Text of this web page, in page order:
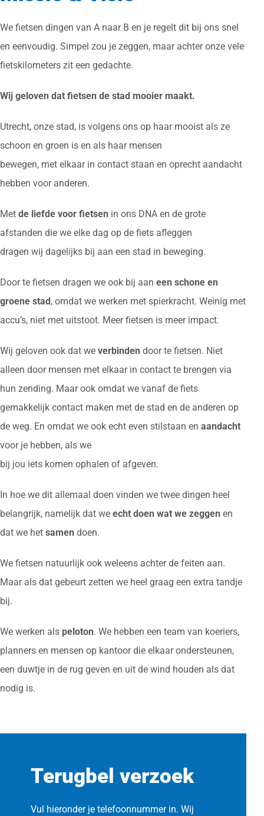
Logistiek advies
Werken bij
We fietsen dingen van A naar B en je regelt dit bij ons snel
en eenvoudig. Simpel zou je zeggen, maar achter onze vele
fietskilometers zit een gedachte.
Wij geloven dat fietsen de stad mooier maakt.
Utrecht, onze stad, is volgens ons op haar mooist als ze
schoon en groen is en als haar mensen
bewegen, met elkaar in contact staan en oprecht aandacht
hebben voor anderen.
Met de liefde voor fietsen in ons DNA en de grote
afstanden die we elke dag op de fiets afleggen
dragen wij dagelijks bij aan een stad in beweging.
Door te fietsen dragen we ook bij aan een schone en
groene stad, omdat we werken met spierkracht. Weinig met
accu’s, niet met uitstoot. Meer fietsen is meer impact.
Wij geloven ook dat we verbinden door te fietsen. Niet
alleen door mensen met elkaar in contact te brengen via
hun zending. Maar ook omdat we vanaf de fiets
gemakkelijk contact maken met de stad en de anderen op
de weg. En omdat we ook echt even stilstaan en aandacht
voor je hebben, als we
bij jou iets komen ophalen of afgeven.
In hoe we dit allemaal doen vinden we twee dingen heel
belangrijk, namelijk dat we echt doen wat we zeggen en
dat we het samen doen.
We fietsen natuurlijk ook weleens achter de feiten aan.
Maar als dat gebeurt zetten we heel graag een extra tandje
bij.
We werken als peloton. We hebben een team van koeriers,
planners en mensen op kantoor die elkaar ondersteunen,
een duwtje in de rug geven en uit de wind houden als dat
nodig is.
Terugbel verzoek
Vul hieronder je telefoonnummer in. Wij